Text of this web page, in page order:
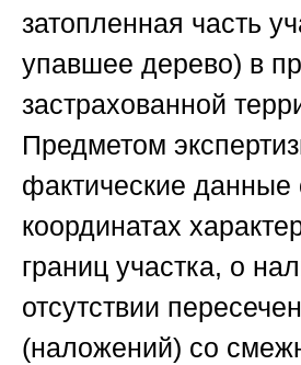
затопленная часть
упавшее дерево) в
застрахованной
Предметом
фактические данные
координатах
границ участка, о
отсутствии
(наложений) со